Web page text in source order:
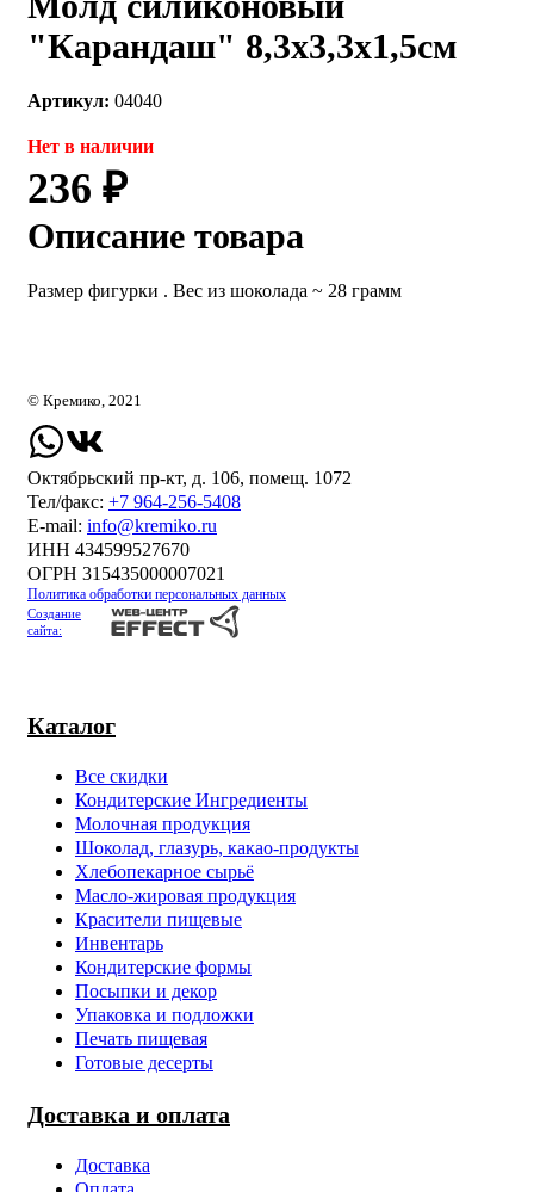
"Карандаш" 8,3х3,3х1,5см
Артикул: 04040
Нет в наличии
236 ₽
Описание товара
Размер фигурки . Вес из шоколада ~ 28 грамм
Каталог
Все скидки
Кондитерские Ингредиенты
Молочная продукция
Шоколад, глазурь, какао-продукты
Хлебопекарное сырьё
Масло-жировая продукция
Красители пищевые
Инвентарь
Кондитерские формы
Посыпки и декор
Упаковка и подложки
Печать пищевая
Готовые десерты
Доставка и оплата
Доставка
© Кремико, 2021
Октябрьский пр-кт, д. 106, помещ. 1072
Тел/факс: +7 964-256-5408
Е-mail: info@kremiko.ru
ИНН 434599527670
ОГРН 315435000007021
Политика обработки персональных данных
Создание
сайта: